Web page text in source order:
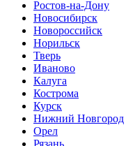
Ростов-на-Дону
Новосибирск
Новороссийск
Норильск
Тверь
Иваново
Калуга
Кострома
Курск
Нижний Новгород
Орел
Рязань